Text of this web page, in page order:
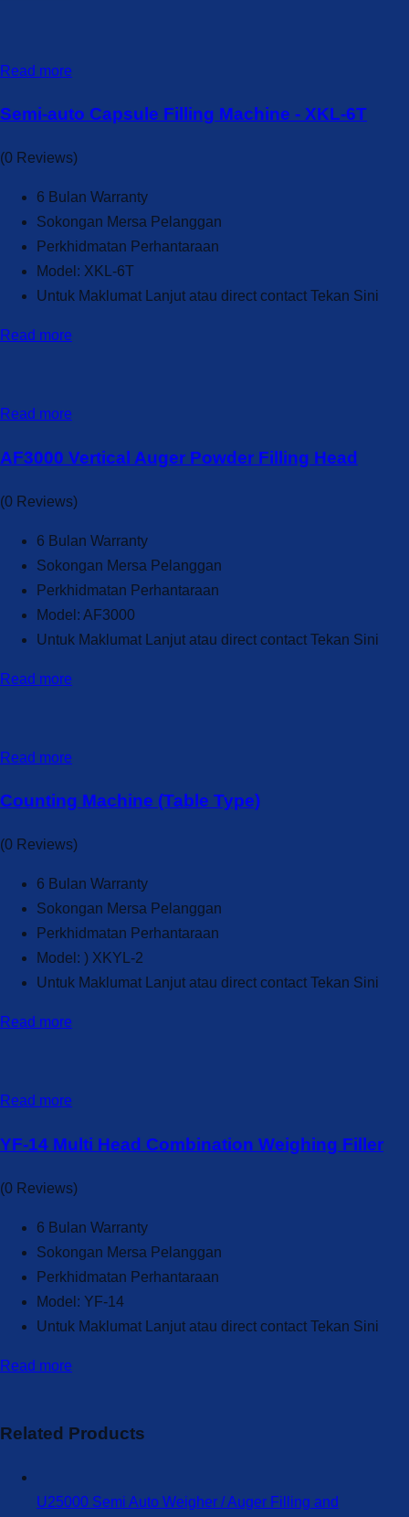
Read more
Semi-auto Capsule Filling Machine - XKL-6T
(0 Reviews)
6 Bulan Warranty
Sokongan Mersa Pelanggan
Perkhidmatan Perhantaraan
Model: XKL-6T
Untuk Maklumat Lanjut atau direct contact Tekan Sini
Read more
Read more
AF3000 Vertical Auger Powder Filling Head
(0 Reviews)
6 Bulan Warranty
Sokongan Mersa Pelanggan
Perkhidmatan Perhantaraan
Model: AF3000
Untuk Maklumat Lanjut atau direct contact Tekan Sini
Read more
Read more
Counting Machine (Table Type)
(0 Reviews)
6 Bulan Warranty
Sokongan Mersa Pelanggan
Perkhidmatan Perhantaraan
Model: ) XKYL-2
Untuk Maklumat Lanjut atau direct contact Tekan Sini
Read more
Read more
YF-14 Multi Head Combination Weighing Filler
(0 Reviews)
6 Bulan Warranty
Sokongan Mersa Pelanggan
Perkhidmatan Perhantaraan
Model: YF-14
Untuk Maklumat Lanjut atau direct contact Tekan Sini
Read more
Related Products
U25000 Semi Auto Weigher / Auger Filling and